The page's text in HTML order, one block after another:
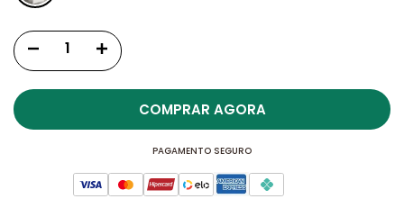
COMPRAR AGORA
PAGAMENTO SEGURO